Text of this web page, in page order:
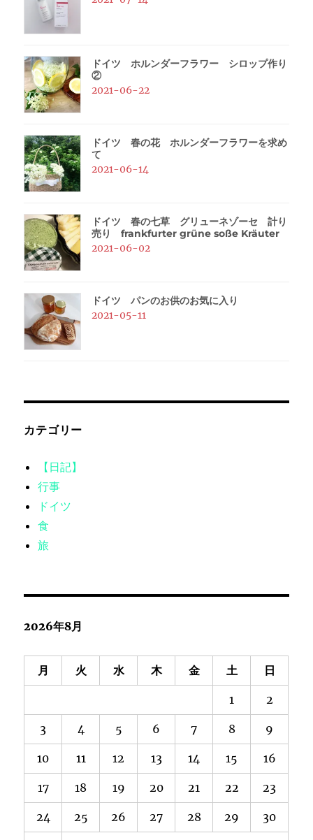
ドイツ ホルンダーフラワー シロップ作り
②
2021-06-22
ドイツ 春の花 ホルンダーフラワーを求め
て
2021-06-14
ドイツ 春の七草 グリューネゾーセ 計り
売り frankfurter grüne soße Kräuter
2021-06-02
ドイツ パンのお供のお気に入り
2021-05-11
カテゴリー
【日記】
行事
ドイツ
食
旅
2026年8月
月 火 水 木 金 土 日
1 2
3 4 5 6 7 8 9
10 11 12 13 14 15 16
17 18 19 20 21 22 23
24 25 26 27 28 29 30